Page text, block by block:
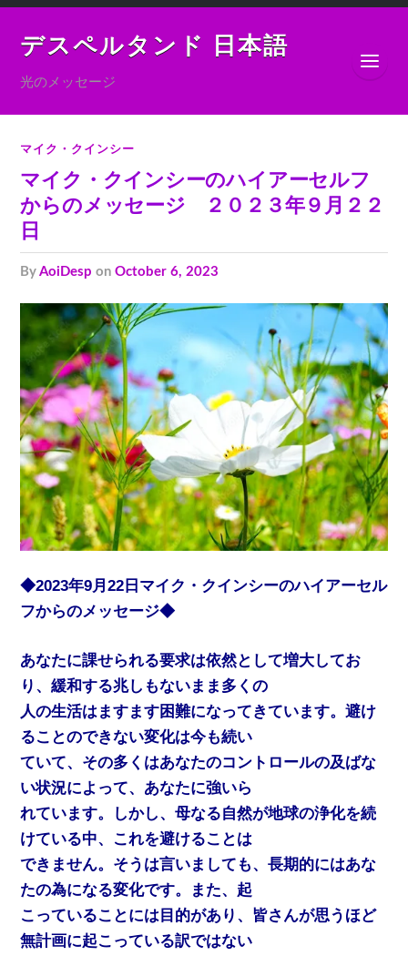
デスペルタンド 日本語
光のメッセージ
マイク・クインシー
マイク・クインシーのハイアーセルフ
からのメッセージ ２０２３年９月２２
日
byAoiDesp onOctober 6, 2023
◆2023年9月22日マイク・クインシーのハイアーセル
フからのメッセージ◆
あなたに課せられる要求は依然として増大してお
り、緩和する兆しもないまま多くの
人の生活はますます困難になってきています。避け
ることのできない変化は今も続い
ていて、その多くはあなたのコントロールの及ばな
い状況によって、あなたに強いら
れています。しかし、母なる自然が地球の浄化を続
けている中、これを避けることは
できません。そうは言いましても、長期的にはあな
たの為になる変化です。また、起
こっていることには目的があり、皆さんが思うほど
無計画に起こっている訳ではない